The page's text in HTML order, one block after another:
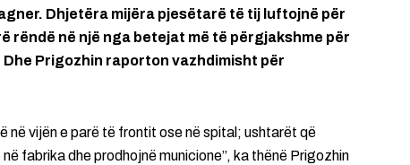
Dhjetëra mijëra pjesëtarë të tij luftojnë për
rëndë në një nga betejat më të përgjakshme për
Prigozhin raporton vazhdimisht për
në vijën e parë të frontit ose në spital; ushtarët që
fabrika dhe prodhojnë municione”, ka thënë Prigozhin